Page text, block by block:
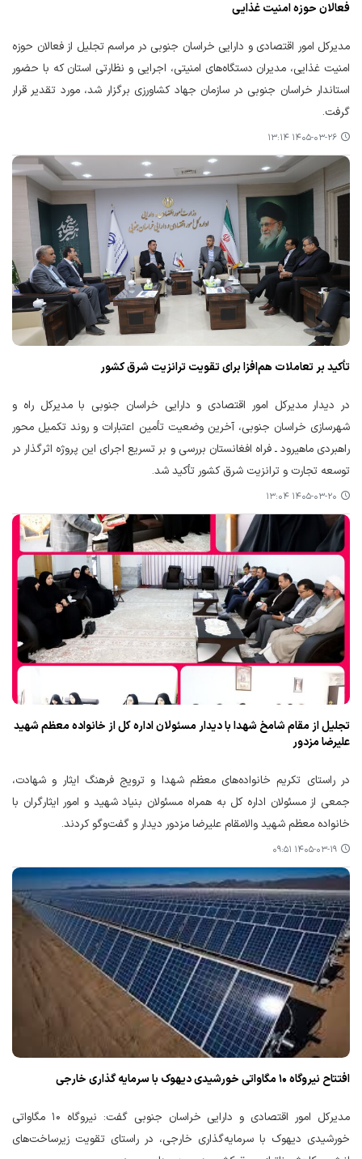
فعالان حوزه امنیت غذایی
مدیرکل امور اقتصادی و دارایی خراسان جنوبی در مراسم تجلیل از فعالان حوزه
امنیت غذایی، مدیران دستگاه‌های امنیتی، اجرایی و نظارتی استان که با حضور
استاندار خراسان جنوبی در سازمان جهاد کشاورزی برگزار شد، مورد تقدیر قرار
گرفت.
۱۴۰۵-۰۳-۲۶ ۱۳:۱۴
تأکید بر تعاملات هم‌افزا برای تقویت ترانزیت شرق کشور
در دیدار مدیرکل امور اقتصادی و دارایی خراسان جنوبی با مدیرکل راه و
شهرسازی خراسان جنوبی، آخرین وضعیت تأمین اعتبارات و روند تکمیل محور
راهبردی ماهیرود ـ فراه افغانستان بررسی و بر تسریع اجرای این پروژه اثرگذار در
توسعه تجارت و ترانزیت شرق کشور تأکید شد.
۱۴۰۵-۰۳-۲۰ ۱۳:۰۴
تجلیل از مقام شامخ شهدا با دیدار مسئولان اداره کل از خانواده معظم شهید
علیرضا مزدور
در راستای تکریم خانواده‌های معظم شهدا و ترویج فرهنگ ایثار و شهادت،
جمعی از مسئولان اداره کل به همراه مسئولان بنیاد شهید و امور ایثارگران با
خانواده معظم شهید والامقام علیرضا مزدور دیدار و گفت‌وگو کردند.
۱۴۰۵-۰۳-۱۹ ۰۹:۵۱
افتتاح نیروگاه ۱۰ مگاواتی خورشیدی دیهوک با سرمایه گذاری خارجی
مدیرکل امور اقتصادی و دارایی خراسان جنوبی گفت: نیروگاه ۱۰ مگاواتی
خورشیدی دیهوک با سرمایه‌گذاری خارجی، در راستای تقویت زیرساخت‌های